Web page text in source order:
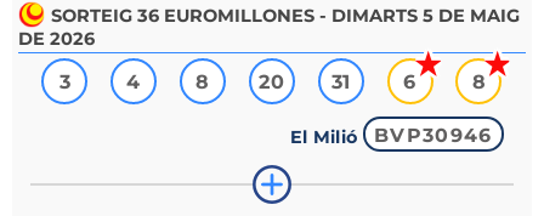
SORTEIG 36 EUROMILLONES - DIMARTS 5 DE MAIG
DE 2026
3 4 8 20 31 6 8
El Milió BVP30946